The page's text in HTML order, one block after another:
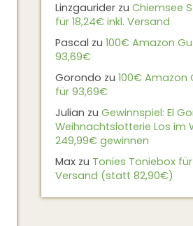
Linzgaurider zu Chiemsee
für 18,24€ inkl. Versand
Pascal zu 100€ Amazon
93,69€
Gorondo zu 100€ Amazon
für 93,69€
Julian zu Gewinnspiel: El
Weihnachtslotterie Los im
249,99€ gewinnen
Max zu Tonies Toniebox
Versand (statt 82,90€)